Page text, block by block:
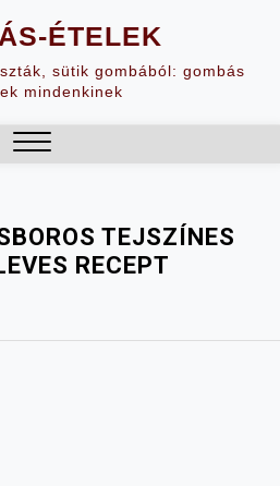
ÉTELEK
sütik gombából: gombás
mindenkinek
TEJSZÍNES
RECEPT